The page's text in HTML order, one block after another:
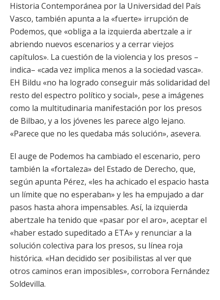
Historia Contemporánea por la Universidad del País
Vasco, también apunta a la «fuerte» irrupción de
Podemos, que «obliga a la izquierda abertzale a ir
abriendo nuevos escenarios y a cerrar viejos
capítulos». La cuestión de la violencia y los presos –
indica– «cada vez implica menos a la sociedad vasca».
EH Bildu «no ha logrado conseguir más solidaridad del
resto del espectro político y social», pese a imágenes
como la multitudinaria manifestación por los presos
de Bilbao, y a los jóvenes les parece algo lejano.
«Parece que no les quedaba más solución», asevera.
El auge de Podemos ha cambiado el escenario, pero
también la «fortaleza» del Estado de Derecho, que,
según apunta Pérez, «les ha achicado el espacio hasta
un límite que no esperaban» y les ha empujado a dar
pasos hasta ahora impensables. Así, la izquierda
abertzale ha tenido que «pasar por el aro», aceptar el
«haber estado supeditado a ETA» y renunciar a la
solución colectiva para los presos, su línea roja
histórica. «Han decidido ser posibilistas al ver que
otros caminos eran imposibles», corrobora Fernández
Soldevilla.